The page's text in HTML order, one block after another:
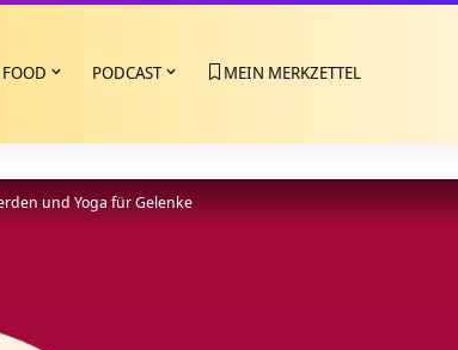
PODCAST MEIN MERKZETTEL
und Yoga für Gelenke